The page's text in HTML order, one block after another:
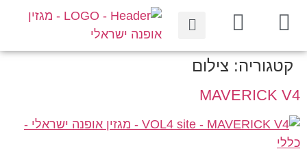
קטגוריה: צילום
MAVERICK V4